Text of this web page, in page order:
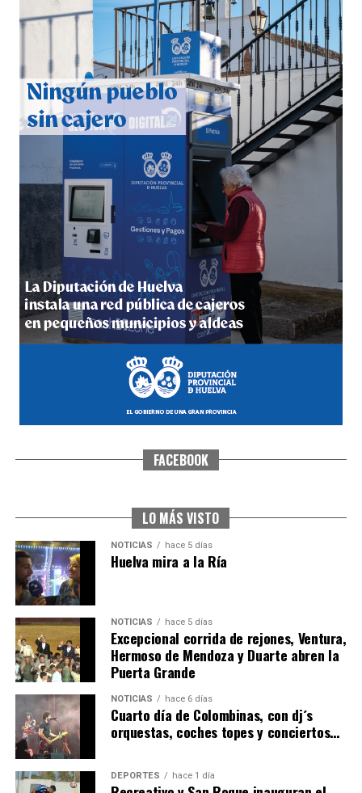
CUARTA CORRIDA DE LAS FIESTAS COLOMBINAS
2026
hace 6 días·Huelvatv
4º DÍA DE LAS FIESTAS COLOMBINAS 2026
hace 7 días· Huelvatv
SEXTA CORRIDA DE LAS FIESTAS COLOMBINAS
6º DÍA DE LAS FIESTAS COLOMBINAS 2026
hace 5 días Huelvatv
FACEBOOK
LO MÁS VISTO
NOTICIAS hace 5 días
Huelva mira a la Ría
NOTICIAS hace 5 días
Excepcional corrida de rejones, Ventura,
Hermoso de Mendoza y Duarte abren la
Puerta Grande
NOTICIAS hace 6 días
Cuarto día de Colombinas, con dj´s
orquestas, coches topes y conciertos…
DEPORTES hace 1 día